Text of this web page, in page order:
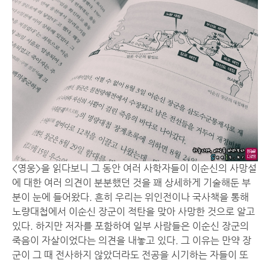
<영웅>을 읽다보니 그 동안 여러 사학자들이 이순신의 사망설
에 대한 여러 의견이 분분했던 것을 꽤 상세하게 기술해둔 부
분이 눈에 들어왔다. 흔히 우리는 위인전이나 국사책을 통해
노량대첩에서 이순신 장군이 적탄을 맞아 사망한 것으로 알고
있다. 하지만 저자를 포함하여 일부 사람들은 이순신 장군의
죽음이 자살이었다는 의견을 내놓고 있다. 그 이유는 만약 장
군이 그 때 전사하지 않았더라도 전공을 시기하는 자들이 또